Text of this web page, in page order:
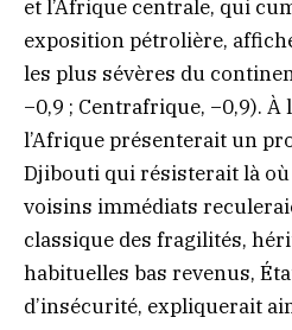
et l’Afrique centrale, qui
exposition pétrolière,
les plus sévères du
−0,9 ; Centrafrique, −0,9). À
l’Afrique présenterait un
Djibouti qui résisterait là
voisins immédiats
classique des fragilités,
habituelles bas revenus,
d’insécurité, expliquerait